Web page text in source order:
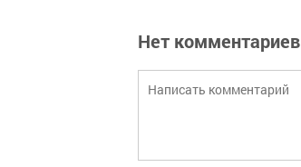
Нет комментариев